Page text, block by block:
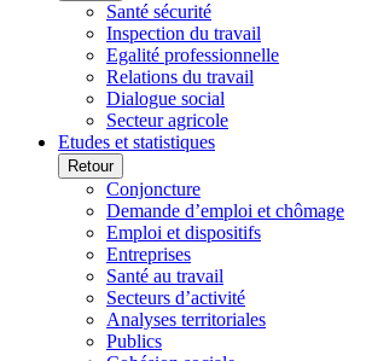
Santé sécurité
Inspection du travail
Egalité professionnelle
Relations du travail
Dialogue social
Secteur agricole
Etudes et statistiques
Retour
Conjoncture
Demande d’emploi et chômage
Emploi et dispositifs
Entreprises
Santé au travail
Secteurs d’activité
Analyses territoriales
Publics